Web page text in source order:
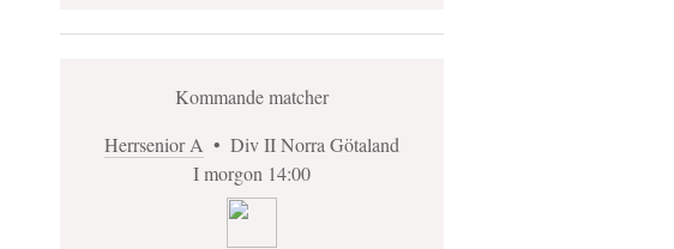
Kommande matcher
Herrsenior A • Div II Norra Götaland
I morgon 14:00